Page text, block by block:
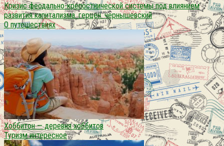
Кризис феодально-крепостнической системы под влиянием
развития капитализма. герцен. чернышевский
О путешествиях
Хоббитон — деревня хоббитов
Туризм интересное